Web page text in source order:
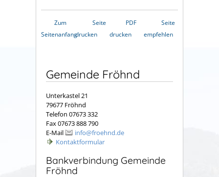
Zum
Seitenanfang
Seite
drucken
PDF
drucken
Seite
empfehlen
Gemeinde Fröhnd
Unterkastel 21
79677 Fröhnd
Telefon 07673 332
Fax 07673 888 790
E-Mail
info@froehnd.de
Kontaktformular
Bankverbindung Gemeinde
Fröhnd